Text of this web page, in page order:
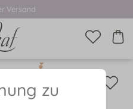
Versand
zu